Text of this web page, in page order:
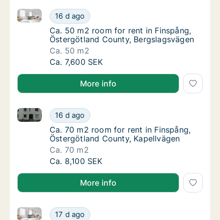
Ca. 50 m2 room for rent in Finspång,
16 d ago
Ca. 50 m2 room for rent in Finspång, Östergötland
Ca. 50 m2 room for rent in Finspång,
Ca. 50 m2 room for rent in Finspång,
Östergötland County, Bergslagsvägen
Ca. 50 m2
Ca. 50 m2 room for rent in Finspång,
Ca. 7,600 SEK
More info
Ca. 70 m2 room for rent in Finspång,
16 d ago
Ca. 70 m2 room for rent in Finspång, Östergötland
Ca. 70 m2 room for rent in Finspång,
Ca. 70 m2 room for rent in Finspång,
Östergötland County, Kapellvägen
Ca. 70 m2
Ca. 70 m2 room for rent in Finspång,
Ca. 8,100 SEK
More info
Ca. 85 m2 room for rent in Finspång,
17 d ago
Ca. 85 m2 room for rent in Finspång, Östergötland